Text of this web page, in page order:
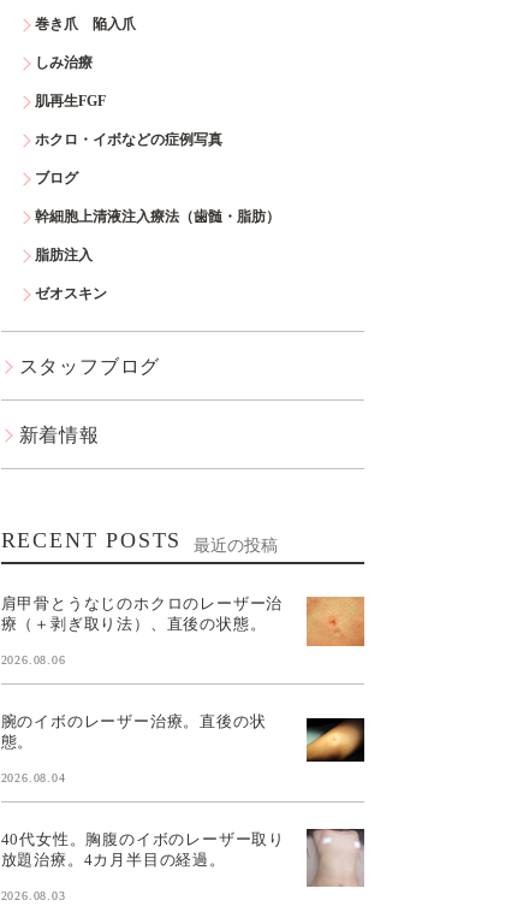
巻き爪 陥入爪
しみ治療
肌再生FGF
ホクロ・イボなどの症例写真
ブログ
幹細胞上清液注入療法（歯髄・脂肪）
脂肪注入
ゼオスキン
スタッフブログ
新着情報
RECENT POSTS 最近の投稿
肩甲骨とうなじのホクロのレーザー治
療（＋剥ぎ取り法）、直後の状態。
2026.08.06
腕のイボのレーザー治療。直後の状
態。
2026.08.04
40代女性。胸腹のイボのレーザー取り
放題治療。4カ月半目の経過。
2026.08.03